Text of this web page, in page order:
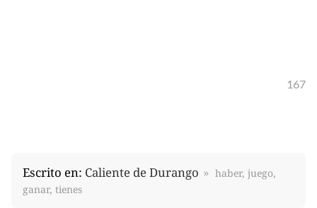
167
Escrito en: Caliente de Durango
haber, juego,
ganar, tienes